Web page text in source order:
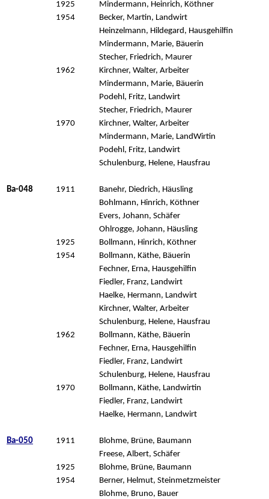
1925
Mindermann, Heinrich, Köthner
1954
Becker, Martin, Landwirt
Heinzelmann, Hildegard, Hausgehilfin
Mindermann, Marie, Bäuerin
Stecher, Friedrich, Maurer
1962
Kirchner, Walter, Arbeiter
Mindermann, Marie, Bäuerin
Podehl, Fritz, Landwirt
Stecher, Friedrich, Maurer
1970
Kirchner, Walter, Arbeiter
Mindermann, Marie, LandWirtin
Podehl, Fritz, Landwirt
Schulenburg, Helene, Hausfrau
Ba-048 1911
Banehr, Diedrich, Häusling
Bohlmann, Hinrich, Köthner
Evers, Johann, Schäfer
Ohlrogge, Johann, Häusling
1925
Bollmann, Hinrich, Köthner
1954
Bollmann, Käthe, Bäuerin
Fechner, Erna, Hausgehilfin
Fiedler, Franz, Landwirt
Haelke, Hermann, Landwirt
Kirchner, Walter, Arbeiter
Schulenburg, Helene, Hausfrau
1962
Bollmann, Käthe, Bäuerin
Fechner, Erna, Hausgehilfin
Fiedler, Franz, Landwirt
Schulenburg, Helene, Hausfrau
1970
Bollmann, Käthe, Landwirtin
Fiedler, Franz, Landwirt
Haelke, Hermann, Landwirt
Ba-050 1911
Blohme, Brüne, Baumann
Freese, Albert, Schäfer
1925
Blohme, Brüne, Baumann
1954
Berner, Helmut, Steinmetzmeister
Blohme, Bruno, Bauer